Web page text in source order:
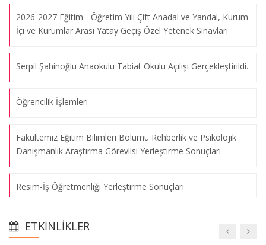
2026-2027 Eğitim - Öğretim Yılı Çift Anadal ve Yandal, Kurum
İçi ve Kurumlar Arası Yatay Geçiş Özel Yetenek Sınavları
Serpil Şahinoğlu Anaokulu Tabiat Okulu Açılışı Gerçekleştirildi.
Öğrencilik İşlemleri
Fakültemiz Eğitim Bilimleri Bölümü Rehberlik ve Psikolojik
Danışmanlık Araştırma Görevlisi Yerleştirme Sonuçları
Resim-İş Öğretmenliği Yerleştirme Sonuçları
Müzik Öğretmenliği Yedek Sıralama Kayıt Hakkı
ETKINLIKLER
06.08.2026
"Birlik”, “ Beraberlik” ve "Metamorfoz" isimli sergilerin açılışı
Süreç Geliştirme Toplantısı
06.08.2026
Fakültemiz koleksiyonunda bulunan Ressam Şevket Dağ'a ait
06.08.2026